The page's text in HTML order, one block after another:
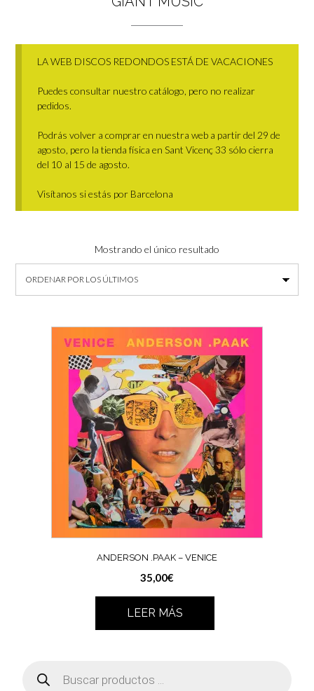
LA WEB DISCOS REDONDOS ESTÁ DE VACACIONES
Puedes consultar nuestro catálogo, pero no realizar
pedidos.
Podrás volver a comprar en nuestra web a partir del 29 de
agosto, pero la tienda física en Sant Vicenç 33 sólo cierra
del 10 al 15 de agosto.
Visítanos si estás por Barcelona
Mostrando el único resultado
ANDERSON .PAAK – VENICE
35,00€
LEER MÁS
productos